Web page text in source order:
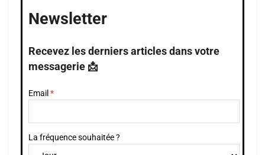
Newsletter
Recevez les derniers articles dans votre
messagerie 📩
Email
La fréquence souhaitée ?